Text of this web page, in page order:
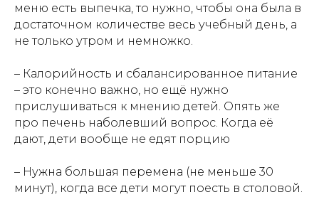
меню есть выпечка, то нужно, чтобы она была в
достаточном количестве весь учебный день, а
не только утром и немножко.
– Калорийность и сбалансированное питание
– это конечно важно, но ещё нужно
прислушиваться к мнению детей. Опять же
про печень наболевший вопрос. Когда её
дают, дети вообще не едят порцию
– Нужна большая перемена (не меньше 30
минут), когда все дети могут поесть в столовой.